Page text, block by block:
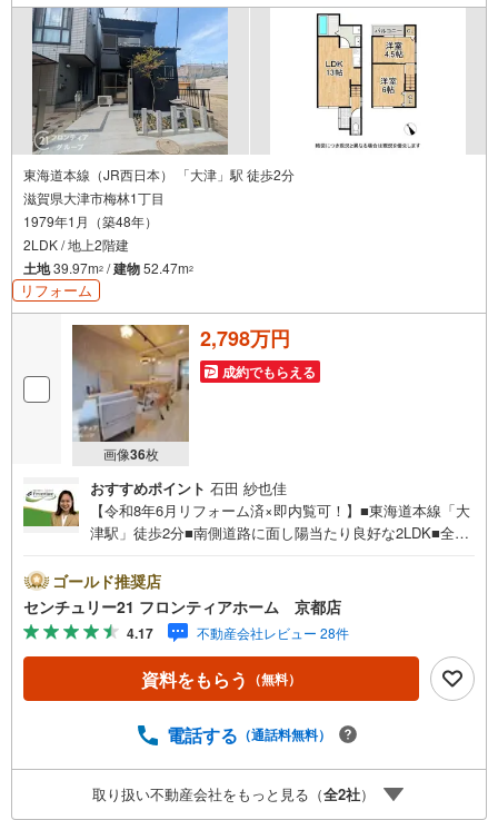
東海道本線（JR西日本） 「大津」駅 徒歩2分
滋賀県大津市梅林1丁目
1979年1月（築48年）
2LDK / 地上2階建
土地39.97m2 /建物52.47m2
リフォーム
画像36枚
2,798万円
成約でもらえる
おすすめポイント 石田 紗也佳
【令和8年6月リフォーム済×即内覧可！】■東海道本線「大
津駅」徒歩2分■南側道路に面し陽当たり良好な2LDK■全居
溢れる天然木フルリフォーム・独立洗面台や室内洗濯機置
場など快適な水回り・バルコニー付きで洗濯物も干しやす
い設計 リフォーム内容・キッチン、バス、トイレ、洗面化
粧台新規交換・壁天井クロス張替、フローリング貼替、ガ
ス給湯器交換・外壁塗装、屋根補修、雨樋交換 立地・逢坂
小学校まで徒歩約9分・打出中学校まで徒歩約13分 弊社が
ランナーが資金計画をサポート！2.買い替えなどにも対応
お引渡し後に必要になったお家のリフォームも弊社のリフ
ゴールド推奨店
センチュリー21 フロンティアホーム 京都店
4.17 不動産会社レビュー 28件
資料をもらう （無料）
電話する （通話料無料）
取り扱い不動産会社をもっと見る（全2社）